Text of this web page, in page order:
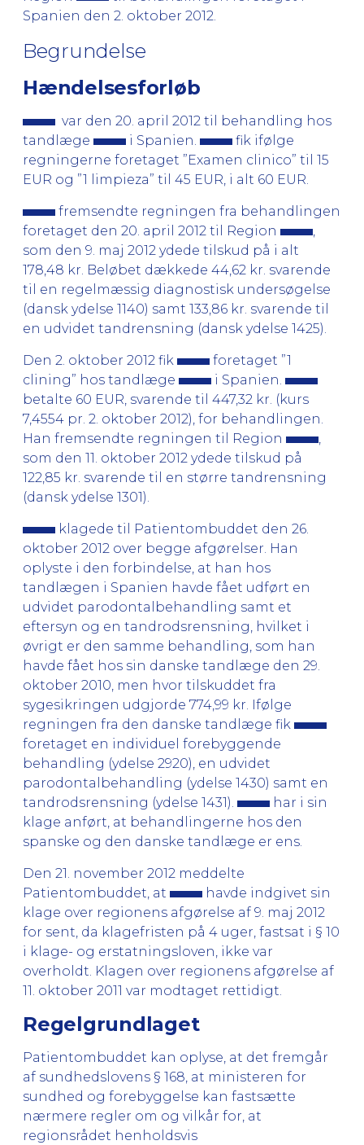
Spanien den 2. oktober 2012.
Begrundelse
Hændelsesforløb
var den 20. april 2012 til behandling hos
tandlæge
i Spanien.
fik ifølge
regningerne foretaget ”Examen clinico” til 15
EUR og ”1 limpieza” til 45 EUR, i alt 60 EUR.
fremsendte regningen fra behandlingen
foretaget den 20. april 2012 til Region
som den 9. maj 2012 ydede tilskud på i alt
178,48 kr. Beløbet dækkede 44,62 kr. svarende
til en regelmæssig diagnostisk undersøgelse
(dansk ydelse 1140) samt 133,86 kr. svarende til
en udvidet tandrensning (dansk ydelse 1425).
Den 2. oktober 2012 fik
foretaget ”1
clining” hos tandlæge
i Spanien.
betalte 60 EUR, svarende til 447,32 kr. (kurs
7,4554 pr. 2. oktober 2012), for behandlingen.
Han fremsendte regningen til Region
som den 11. oktober 2012 ydede tilskud på
122,85 kr. svarende til en større tandrensning
(dansk ydelse 1301).
klagede til Patientombuddet den 26.
oktober 2012 over begge afgørelser. Han
oplyste i den forbindelse, at han hos
tandlægen i Spanien havde fået udført en
udvidet parodontalbehandling samt et
eftersyn og en tandrodsrensning, hvilket i
øvrigt er den samme behandling, som han
havde fået hos sin danske tandlæge den 29.
oktober 2010, men hvor tilskuddet fra
sygesikringen udgjorde 774,99 kr. Ifølge
regningen fra den danske tandlæge fik
foretaget en individuel forebyggende
behandling (ydelse 2920), en udvidet
parodontalbehandling (ydelse 1430) samt en
tandrodsrensning (ydelse 1431).
har i sin
klage anført, at behandlingerne hos den
spanske og den danske tandlæge er ens.
Den 21. november 2012 meddelte
Patientombuddet, at
havde indgivet sin
klage over regionens afgørelse af 9. maj 2012
for sent, da klagefristen på 4 uger, fastsat i § 10
i klage- og erstatningsloven, ikke var
overholdt. Klagen over regionens afgørelse af
11. oktober 2011 var modtaget rettidigt.
Regelgrundlaget
Patientombuddet kan oplyse, at det fremgår
af sundhedslovens § 168, at ministeren for
sundhed og forebyggelse kan fastsætte
nærmere regler om og vilkår for, at
regionsrådet henholdsvis